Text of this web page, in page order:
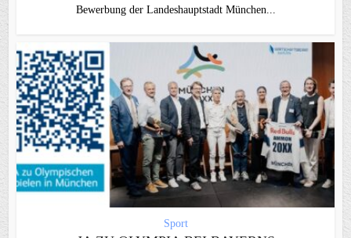
Bewerbung der Landeshauptstadt München...
Sport